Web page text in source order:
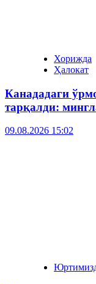
Хорижда
Ҳалокат
Канададаги
тарқалди:
09.08.2026 15:02